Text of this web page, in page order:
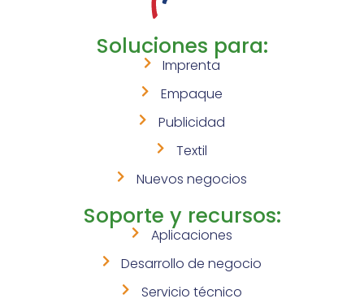
Soluciones para:
Imprenta
Empaque
Publicidad
Textil
Nuevos negocios
Soporte y recursos:
Aplicaciones
Desarrollo de negocio
Servicio técnico